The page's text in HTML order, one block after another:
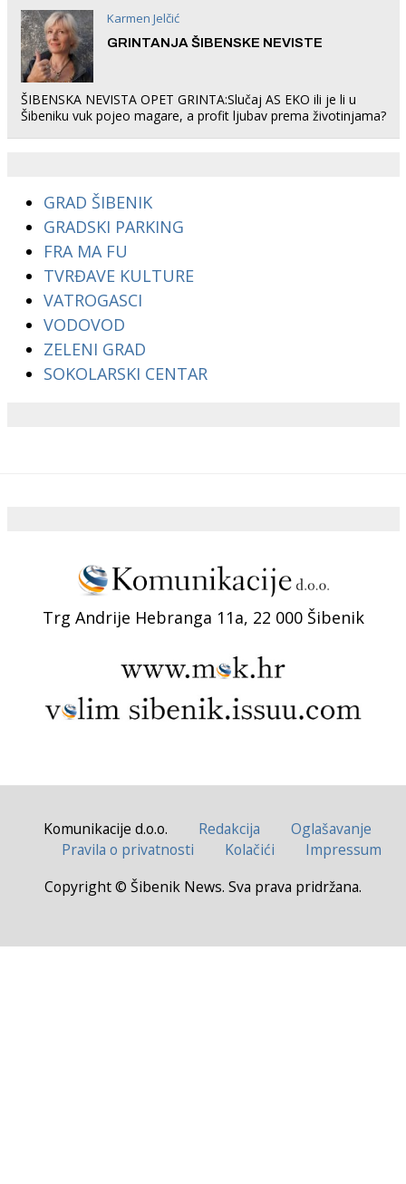
Karmen Jelčić
GRINTANJA ŠIBENSKE NEVISTE
ŠIBENSKA NEVISTA OPET GRINTA:Slučaj AS EKO ili je li u
Šibeniku vuk pojeo magare, a profit ljubav prema životinjama?
GRAD ŠIBENIK
GRADSKI PARKING
FRA MA FU
TVRĐAVE KULTURE
VATROGASCI
VODOVOD
ZELENI GRAD
SOKOLARSKI CENTAR
Trg Andrije Hebranga 11a, 22 000 Šibenik
Komunikacije d.o.o. Redakcija
Oglašavanje
Pravila o privatnosti
Kolačići
Impressum
Copyright © Šibenik News. Sva prava pridržana.